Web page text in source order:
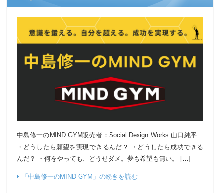
中島修一のMIND GYM販売者：Social Design Works 山口純平
・どうしたら願望を実現できるんだ？ ・どうしたら成功できる
んだ？ ・何をやっても、どうせダメ。夢も希望も無い。 […]
「中島修一のMIND GYM」の続きを読む